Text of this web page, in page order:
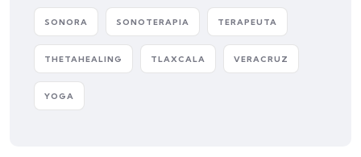
SONORA SONOTERAPIA TERAPEUTA
THETAHEALING TLAXCALA VERACRUZ
YOGA